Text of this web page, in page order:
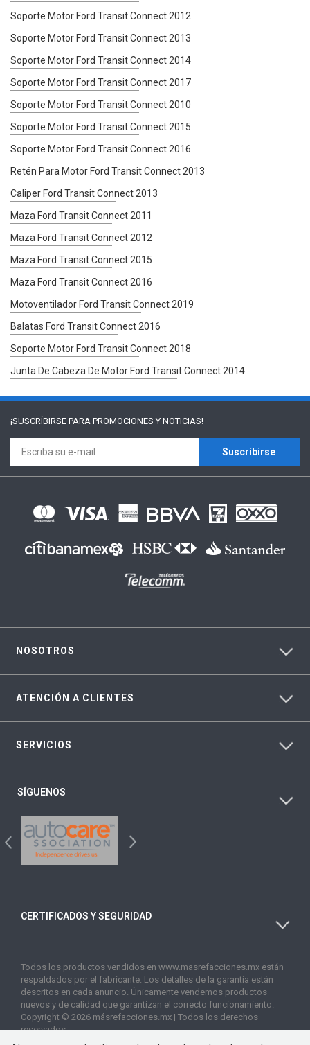
Soporte Motor Ford Transit Connect 2012
Soporte Motor Ford Transit Connect 2013
Soporte Motor Ford Transit Connect 2014
Soporte Motor Ford Transit Connect 2017
Soporte Motor Ford Transit Connect 2010
Soporte Motor Ford Transit Connect 2015
Soporte Motor Ford Transit Connect 2016
Retén Para Motor Ford Transit Connect 2013
Caliper Ford Transit Connect 2013
Maza Ford Transit Connect 2011
Maza Ford Transit Connect 2012
Maza Ford Transit Connect 2015
Maza Ford Transit Connect 2016
Motoventilador Ford Transit Connect 2019
Balatas Ford Transit Connect 2016
Soporte Motor Ford Transit Connect 2018
Junta De Cabeza De Motor Ford Transit Connect 2014
¡SUSCRÍBIRSE PARA PROMOCIONES Y NOTICIAS!
Suscríbirse
NOSOTROS
ATENCIÓN A CLIENTES
SERVICIOS
SÍGUENOS
CERTIFICADOS Y SEGURIDAD
Todos los productos vendidos en www.masrefacciones.mx están
respaldados por el fabricante. Los detalles de la garantía están
descritos en cada anuncio. Únicamente vendemos productos
nuevos y de calidad que garantizan el correcto funcionamiento.
Copyright © 2026 másrefacciones.mx | Todos los derechos
reservados